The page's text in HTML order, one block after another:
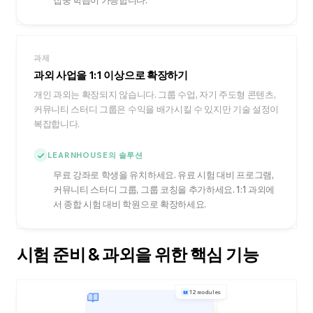
과제
과외 사업을 1:1 이상으로 확장하기
개인 과외는 확장되지 않습니다. 그룹 수업, 자기 주도형 콘텐츠,
커뮤니티 스터디 그룹은 수익을 배가시킬 수 있지만 기술 설정이
복잡합니다.
LEARNHOUSE의 솔루션
무료 강좌로 학생을 유치하세요. 유료 시험 대비 프로그램,
커뮤니티 스터디 그룹, 그룹 코칭을 추가하세요. 1:1 과외에
서 종합 시험 대비 학원으로 확장하세요.
시험 준비 & 과외을 위한 핵심 기능
12 modules